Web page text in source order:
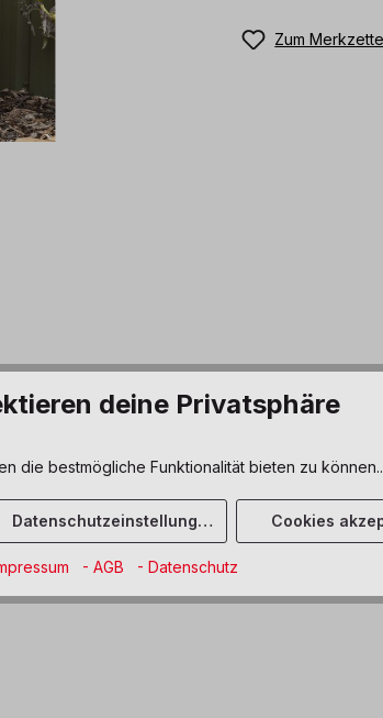
Zum
bewachsenem Dach"
für die Aufbewahrung aller gewünschter
Design und praktische Möbel kombiniert
deine Privatsphäre
die bestmögliche Funktionalität bieten zu
Datenschutzeinstellungen Cookies
- AGB - Datenschutz